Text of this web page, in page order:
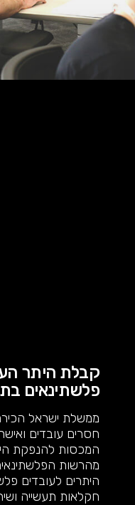
קבלת היתר
פלשתינאים
ממשלת ישראל
חסרים עובדים
המכסות להנפקת
מהרשות
היתרים לעובדים
חקלאות תעשייה